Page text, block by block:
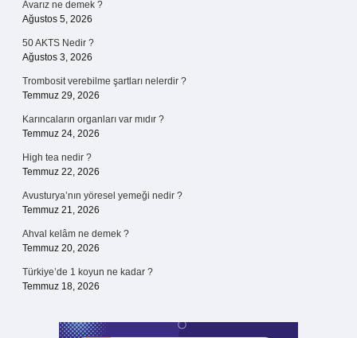
Avarız ne demek ?
Ağustos 5, 2026
50 AKTS Nedir ?
Ağustos 3, 2026
Trombosit verebilme şartları nelerdir ?
Temmuz 29, 2026
Karıncaların organları var mıdır ?
Temmuz 24, 2026
High tea nedir ?
Temmuz 22, 2026
Avusturya’nın yöresel yemeği nedir ?
Temmuz 21, 2026
Ahval kelâm ne demek ?
Temmuz 20, 2026
Türkiye’de 1 koyun ne kadar ?
Temmuz 18, 2026